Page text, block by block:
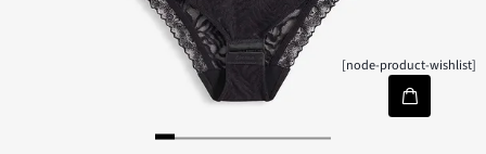
[node-product-wishlist]